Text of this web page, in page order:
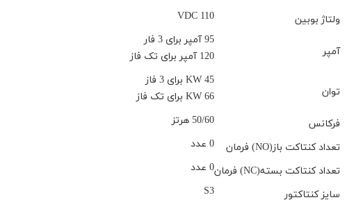
ولتاژ بوبین 110 VDC
آمپر
95 آمپر برای 3 فار
120 آمپر برای تک فاز
توان
45 KW برای 3 فاز
66 KW برای تک فاز
فرکانس 50/60 هرتز
تعداد کنتاکت باز(NO) فرمان 0 عدد
تعداد کنتاکت بسته(NC) فرمان 0 عدد
سایز کنتاکتور S3